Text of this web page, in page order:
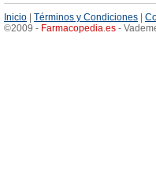
Inicio Términos y Condiciones
©2009 - Farmacopedia.es -